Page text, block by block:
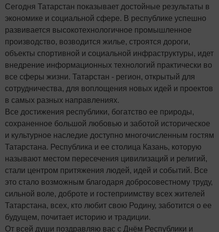
Сегодня Татарстан показывает достойные результаты в
экономике и социальной сфере. В республике успешно
развивается высокотехнологичное промышленное
производство, возводится жилье, строятся дороги,
объекты спортивной и социальной инфраструктуры, идет
внедрение информационных технологий практически во
все сферы жизни. Татарстан - регион, открытый для
сотрудничества, для воплощения новых идей и проектов
в самых разных направлениях.
Все достижения республики, богатство ее природы,
сохраненное большой любовью и заботой историческое
и культурное наследие доступно многочисленным гостям
Татарстана. Республика и ее столица Казань, которую
называют местом пересечения цивилизаций и религий,
стали центром притяжения людей, идей и событий. Все
это стало возможным благодаря добросовестному труду,
сильной воле, доброте и гостеприимству всех жителей
Татарстана, всех, кто любит свою Родину, заботится о ее
будущем, почитает историю и традиции.
От всей души поздравляю вас с Днём Республики и